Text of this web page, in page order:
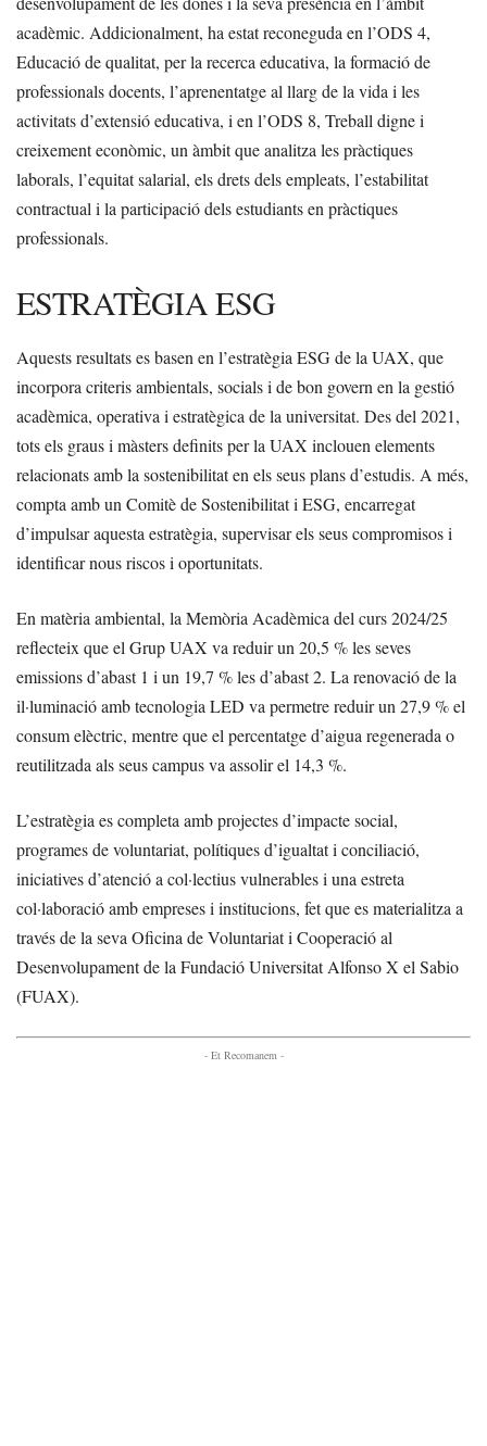
acadèmic. Addicionalment, ha estat reconeguda en l’ODS 4,
Educació de qualitat, per la recerca educativa, la formació de
professionals docents, l’aprenentatge al llarg de la vida i les
activitats d’extensió educativa, i en l’ODS 8, Treball digne i
creixement econòmic, un àmbit que analitza les pràctiques
laborals, l’equitat salarial, els drets dels empleats, l’estabilitat
contractual i la participació dels estudiants en pràctiques
professionals.
ESTRATÈGIA ESG
Aquests resultats es basen en l’estratègia ESG de la UAX, que
incorpora criteris ambientals, socials i de bon govern en la gestió
acadèmica, operativa i estratègica de la universitat. Des del 2021,
tots els graus i màsters definits per la UAX inclouen elements
relacionats amb la sostenibilitat en els seus plans d’estudis. A més,
compta amb un Comitè de Sostenibilitat i ESG, encarregat
d’impulsar aquesta estratègia, supervisar els seus compromisos i
identificar nous riscos i oportunitats.
En matèria ambiental, la Memòria Acadèmica del curs 2024/25
reflecteix que el Grup UAX va reduir un 20,5 % les seves
emissions d’abast 1 i un 19,7 % les d’abast 2. La renovació de la
il·luminació amb tecnologia LED va permetre reduir un 27,9 % el
consum elèctric, mentre que el percentatge d’aigua regenerada o
reutilitzada als seus campus va assolir el 14,3 %.
L’estratègia es completa amb projectes d’impacte social,
programes de voluntariat, polítiques d’igualtat i conciliació,
iniciatives d’atenció a col·lectius vulnerables i una estreta
col·laboració amb empreses i institucions, fet que es materialitza a
través de la seva Oficina de Voluntariat i Cooperació al
Desenvolupament de la Fundació Universitat Alfonso X el Sabio
(FUAX).
- Et Recomanem -